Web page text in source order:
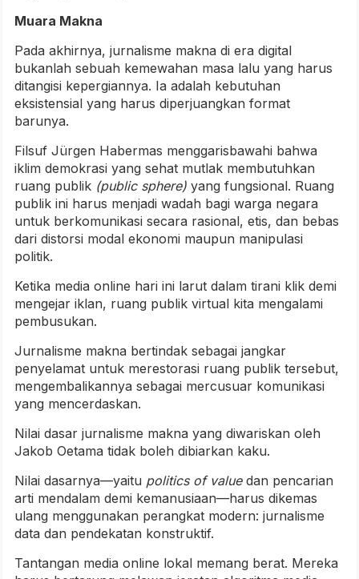
Muara Makna
Pada akhirnya, jurnalisme makna di era digital
bukanlah sebuah kemewahan masa lalu yang harus
ditangisi kepergiannya. Ia adalah kebutuhan
eksistensial yang harus diperjuangkan format
barunya.
Filsuf Jürgen Habermas menggarisbawahi bahwa
iklim demokrasi yang sehat mutlak membutuhkan
ruang publik (public sphere) yang fungsional. Ruang
publik ini harus menjadi wadah bagi warga negara
untuk berkomunikasi secara rasional, etis, dan bebas
dari distorsi modal ekonomi maupun manipulasi
politik.
Ketika media online hari ini larut dalam tirani klik demi
mengejar iklan, ruang publik virtual kita mengalami
pembusukan.
Jurnalisme makna bertindak sebagai jangkar
penyelamat untuk merestorasi ruang publik tersebut,
mengembalikannya sebagai mercusuar komunikasi
yang mencerdaskan.
Nilai dasar jurnalisme makna yang diwariskan oleh
Jakob Oetama tidak boleh dibiarkan kaku.
Nilai dasarnya—yaitu politics of valuedan pencarian
arti mendalam demi kemanusiaan—harus dikemas
ulang menggunakan perangkat modern: jurnalisme
data dan pendekatan konstruktif.
Tantangan media online lokal memang berat. Mereka